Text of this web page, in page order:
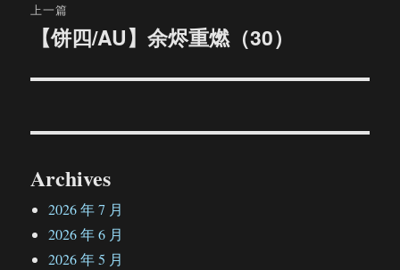
章
上一篇
文
【饼四/AU】余烬重燃（30）
Archives
2026 年 7 月
2026 年 6 月
2026 年 5 月